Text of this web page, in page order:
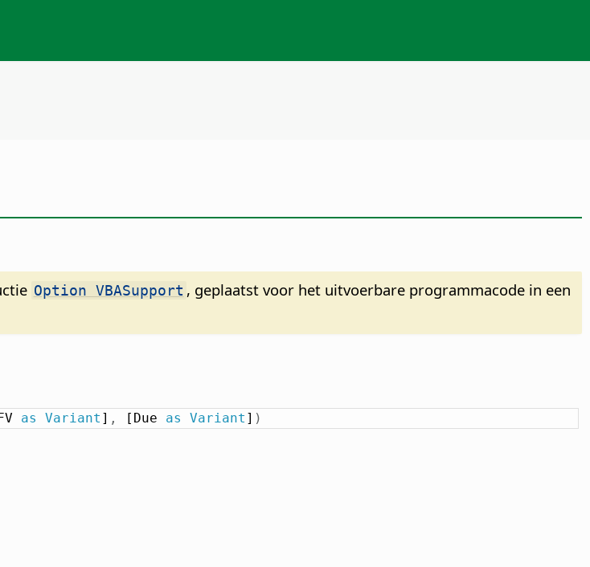
Option VBASupport , geplaatst voor het uitvoerbare programmacode in een
as Variant ] , [Due as Variant ] )